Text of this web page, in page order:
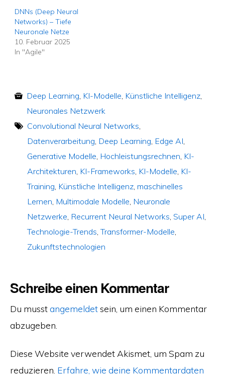
DNNs (Deep Neural
Networks) – Tiefe
Neuronale Netze
10. Februar 2025
In "Agile"
Deep Learning, KI-Modelle, Künstliche Intelligenz,
Neuronales Netzwerk
Convolutional Neural Networks,
Datenverarbeitung, Deep Learning, Edge AI,
Generative Modelle, Hochleistungsrechnen, KI-
Architekturen, KI-Frameworks, KI-Modelle, KI-
Training, Künstliche Intelligenz, maschinelles
Lernen, Multimodale Modelle, Neuronale
Netzwerke, Recurrent Neural Networks, Super AI,
Technologie-Trends,Transformer-Modelle,
Zukunftstechnologien
Schreibe einen Kommentar
Du musstangemeldetsein, um einen Kommentar
abzugeben.
Diese Website verwendet Akismet, um Spam zu
reduzieren. Erfahre, wie deine Kommentardaten